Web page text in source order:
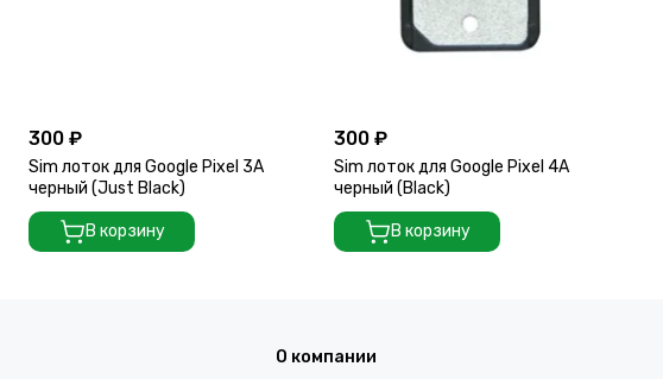
300 ₽
Sim лоток для Google Pixel 3A
черный (Just Black)
В корзину
300 ₽
Sim лоток для Google Pixel 4A
черный (Black)
В корзину
О компании